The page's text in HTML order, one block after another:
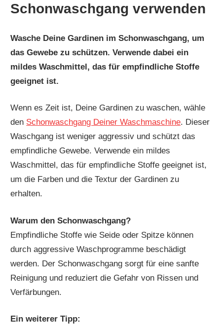
Schonwaschgang verwenden
Wasche Deine Gardinen im Schonwaschgang, um
das Gewebe zu schützen. Verwende dabei ein
mildes Waschmittel, das für empfindliche Stoffe
geeignet ist.
Wenn es Zeit ist, Deine Gardinen zu waschen, wähle
den Schonwaschgang Deiner Waschmaschine. Dieser
Waschgang ist weniger aggressiv und schützt das
empfindliche Gewebe. Verwende ein mildes
Waschmittel, das für empfindliche Stoffe geeignet ist,
um die Farben und die Textur der Gardinen zu
erhalten.
Warum den Schonwaschgang?
Empfindliche Stoffe wie Seide oder Spitze können
durch aggressive Waschprogramme beschädigt
werden. Der Schonwaschgang sorgt für eine sanfte
Reinigung und reduziert die Gefahr von Rissen und
Verfärbungen.
Ein weiterer Tipp: